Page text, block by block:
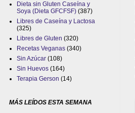
Dieta sin Gluten Caseína y
Soya (Dieta GFCFSF) (387)
Libres de Caseína y Lactosa
(325)
Libres de Gluten (320)
Recetas Veganas (340)
Sin Azúcar (108)
Sin Huevos (164)
Terapia Gerson (14)
MÁS LEÍDOS ESTA SEMANA